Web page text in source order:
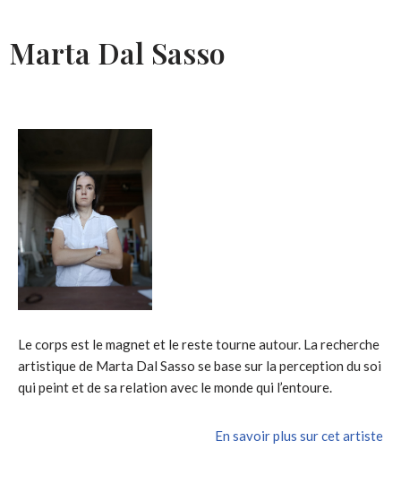
Marta Dal Sasso
Le corps est le magnet et le reste tourne autour. La recherche
artistique de Marta Dal Sasso se base sur la perception du soi
qui peint et de sa relation avec le monde qui l’entoure.
En savoir plus sur cet artiste